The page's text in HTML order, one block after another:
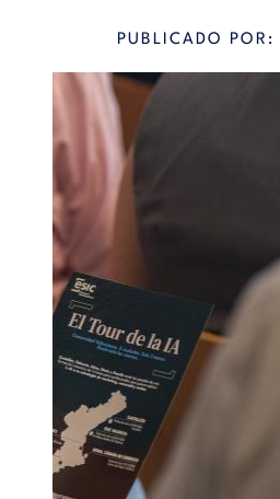
PUBLICADO